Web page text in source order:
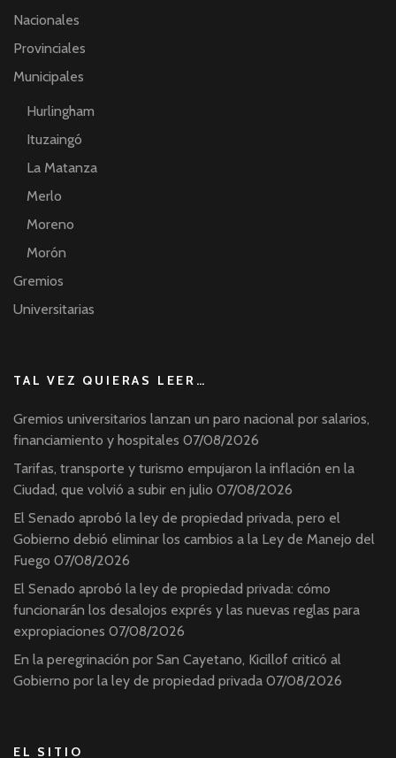
Nacionales
Provinciales
Municipales
Hurlingham
Ituzaingó
La Matanza
Merlo
Moreno
Morón
Gremios
Universitarias
TAL VEZ QUIERAS LEER…
Gremios universitarios lanzan un paro nacional por salarios,
financiamiento y hospitales 07/08/2026
Tarifas, transporte y turismo empujaron la inflación en la
Ciudad, que volvió a subir en julio 07/08/2026
El Senado aprobó la ley de propiedad privada, pero el
Gobierno debió eliminar los cambios a la Ley de Manejo del
Fuego 07/08/2026
El Senado aprobó la ley de propiedad privada: cómo
funcionarán los desalojos exprés y las nuevas reglas para
expropiaciones 07/08/2026
En la peregrinación por San Cayetano, Kicillof criticó al
Gobierno por la ley de propiedad privada 07/08/2026
EL SITIO